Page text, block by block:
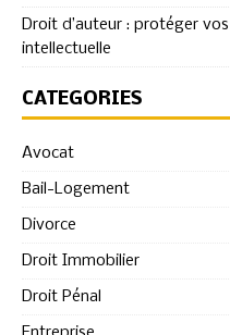
Droit d’auteur : protéger
intellectuelle
CATÉGORIES
Avocat
Bail-Logement
Divorce
Droit Immobilier
Droit Pénal